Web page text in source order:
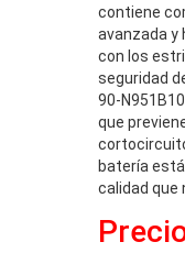
contiene
avanzada y
con los
seguridad
90-
que
batería
calidad que